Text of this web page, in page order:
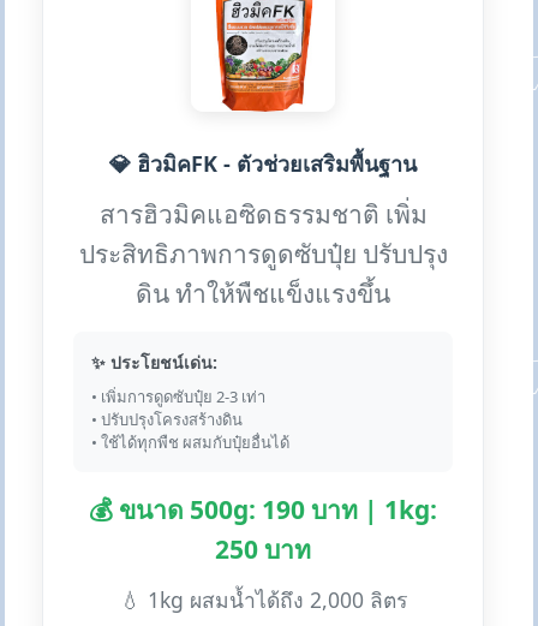
💎 ฮิวมิคFK - ตัวช่วยเสริมพื้นฐาน
สารฮิวมิคแอซิดธรรมชาติ เพิ่ม
ประสิทธิภาพการดูดซับปุ๋ย ปรับปรุง
ดิน ทำให้พืชแข็งแรงขึ้น
✨ ประโยชน์เด่น:
• เพิ่มการดูดซับปุ๋ย 2-3 เท่า
• ปรับปรุงโครงสร้างดิน
• ใช้ได้ทุกพืช ผสมกับปุ๋ยอื่นได้
💰 ขนาด 500g: 190 บาท | 1kg:
250 บาท
💧 1kg ผสมน้ำได้ถึง 2,000 ลิตร